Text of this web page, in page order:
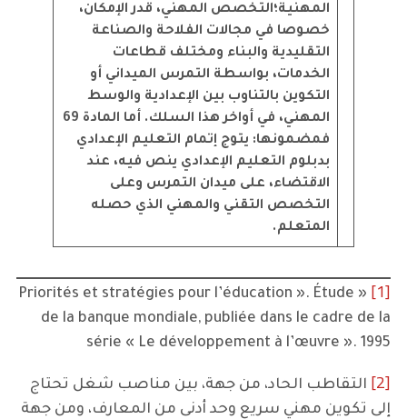
المهنية؛التخصص المهني، قدر الإمكان،
خصوصا في مجالات الفلاحة والصناعة
التقليدية والبناء ومختلف قطاعات
الخدمات، بواسطة التمرس الميداني أو
التكوين بالتناوب بين الإعدادية والوسط
المهني، في أواخر هذا السلك.
أما المادة 69
فمضمونها: يتوج إتمام التعليم الإعدادي
بدبلوم التعليم الإعدادي ينص فيه، عند
الاقتضاء، على ميدان التمرس وعلى
التخصص التقني والمهني الذي حصله
المتعلم.
[1]
« Priorités et stratégies pour l’éducation ». Étude
de la banque mondiale, publiée dans le cadre de la
série « Le développement à l’œuvre ». 1995
[2]
التقاطب الحاد، من جهة، بين مناصب شغل تحتاج
إلى تكوين مهني سريع وحد أدنى من المعارف، ومن جهة